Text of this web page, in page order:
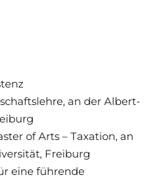
an der Albert-
of Arts – Taxation, an
Freiburg
eine führende